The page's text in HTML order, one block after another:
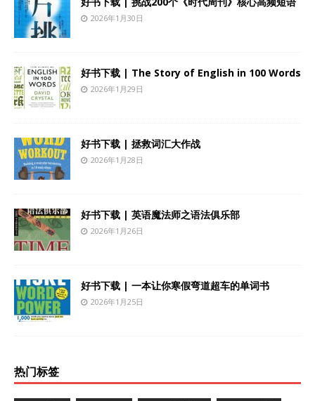
2026年1月30日
好书下载 | The Story of English in 100 Words
2026年1月29日
好书下载 | 拯救词汇大作战
2026年1月28日
好书下载 | 英语魔法师之语法俱乐部
2026年1月26日
好书下载 | 一本让你寒假弯道超车的单词书
2026年1月25日
热门标签